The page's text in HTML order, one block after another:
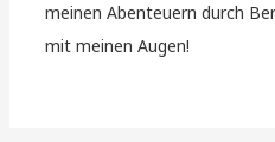
meinen Abenteuern durch
mit meinen Augen!